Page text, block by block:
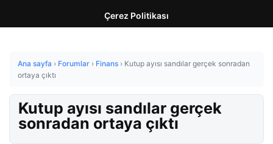
Çerez Politikası
Ana sayfa › Forumlar › Finans › Kutup ayısı sandılar gerçek sonradan
ortaya çıktı
Kutup ayısı sandılar gerçek
sonradan ortaya çıktı